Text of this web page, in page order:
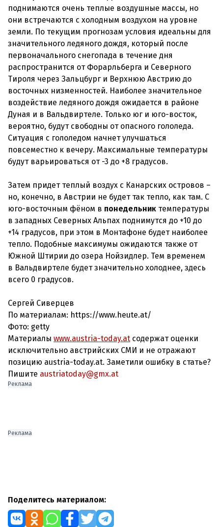
поднимаются очень теплые воздушные массы, но
они встречаются с холодным воздухом на уровне
земли. По текущим прогнозам условия идеальны для
значительного ледяного дождя, который после
первоначального снегопада в течение дня
распространится от Форарльберга и Северного
Тироля через Зальцбург и Верхнюю Австрию до
восточных низменностей. Наиболее значительное
воздействие ледяного дождя ожидается в районе
Дуная и в Вальдвиртеле. Только юг и юго-восток,
вероятно, будут свободны от опасного гололеда.
Ситуация с гололедом начнет улучшаться
повсеместно к вечеру. Максимальные температуры
будут варьироваться от -3 до +8 градусов.
Затем придет теплый воздух с Канарских островов –
но, конечно, в Австрии не будет так тепло, как там. С
юго-восточным фёном в понедельник температуры
в западных Северных Альпах поднимутся до +10 до
+14 градусов, при этом в Монтафоне будет наиболее
тепло. Подобные максимумы ожидаются также от
Южной Штирии до озера Нойзидлер. Тем временем
в Вальдвиртеле будет значительно холоднее, здесь
всего 0 градусов.
Сергей Сиверцев
По материалам: https://www.heute.at/
Фото: getty
Материалы www.austria-today.at содержат оценки
исключительно австрийских СМИ и не отражают
позицию austria-today.at. Заметили ошибку в статье?
Пишите austriatoday@gmx.at
Реклама
Реклама
Поделитесь материалом: